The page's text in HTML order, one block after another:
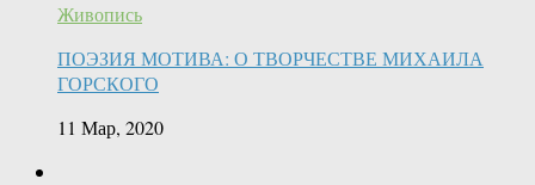
Живопись
ПОЭЗИЯ МОТИВА: О ТВОРЧЕСТВЕ МИХАИЛА
ГОРСКОГО
11 Мар, 2020